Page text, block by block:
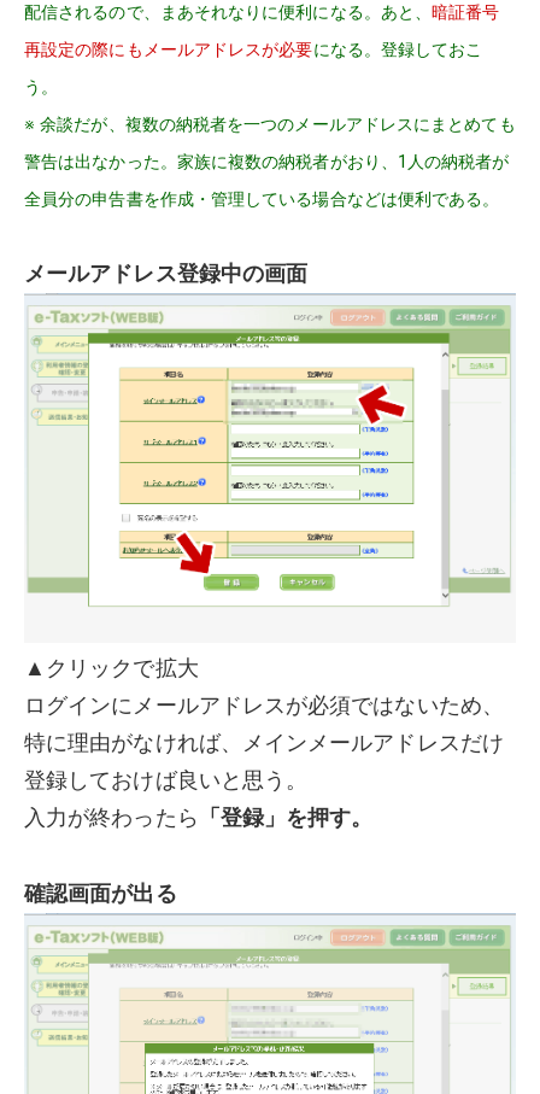
配信されるので、まあそれなりに便利になる。あと、暗証番号
再設定の際にもメールアドレスが必要になる。登録しておこ
う。
※ 余談だが、複数の納税者を一つのメールアドレスにまとめても
警告は出なかった。家族に複数の納税者がおり、1人の納税者が
全員分の申告書を作成・管理している場合などは便利である。
メールアドレス登録中の画面
▲クリックで拡大
ログインにメールアドレスが必須ではないため、
特に理由がなければ、メインメールアドレスだけ
登録しておけば良いと思う。
入力が終わったら
「登録」を押す。
確認画面が出る